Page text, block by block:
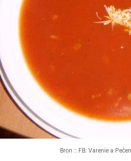
Bron :: FB: Varenie a